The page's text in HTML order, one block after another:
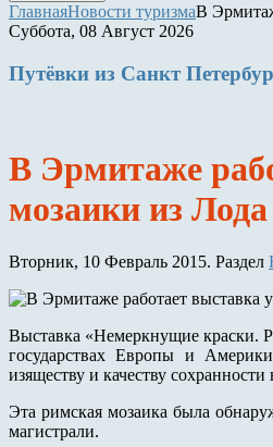
ГлавнаяНовости туризмаВ
Суббота, 08 Август 2026
Путёвки из Санкт
В Эрмитаже
мозаики из Лода
Вторник, 10 Февраль 2015. Раздел
Выставка «Немеркнущие краски.
государствах Европы и
изяществу и качеству
Эта римская мозаика была
магистрали.